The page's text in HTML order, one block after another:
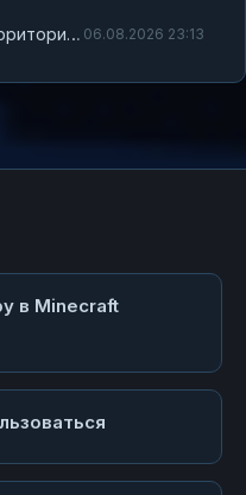
Как поднять выделенную территорию в Minecraft WorldEdit 06.08.2026 23:13
в Minecraft